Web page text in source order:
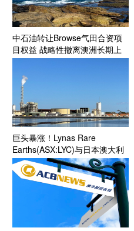
中石油转让Browse气田合资项
目权益 战略性撤离澳洲长期上
游资产
巨头暴涨！Lynas Rare
Earths(ASX:LYC)与日本澳大利
亚稀土公司签署钕镨包销协议
敲定底价每公斤110美元